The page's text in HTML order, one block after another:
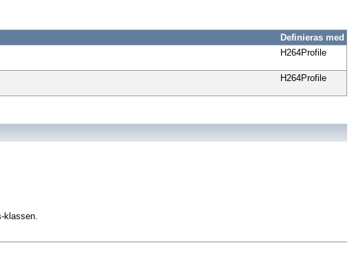
Definieras med
H264Profile
H264Profile
-klassen.